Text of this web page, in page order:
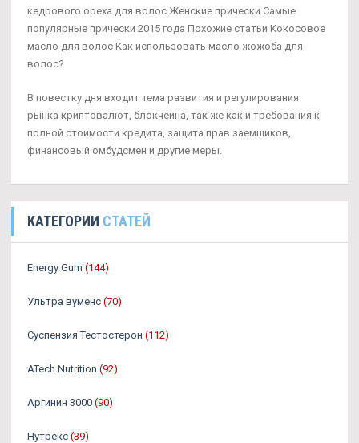
кедрового ореха для волос Женские прически Самые
популярные прически 2015 года Похожие статьи Кокосовое
масло для волос Как использовать масло жожоба для
волос?
В повестку дня входит тема развития и регулирования
рынка криптовалют, блокчейна, так же как и требования к
полной стоимости кредита, защита прав заемщиков,
финансовый омбудсмен и другие меры.
КАТЕГОРИИ СТАТЕЙ
Energy Gum (144)
Ультра вуменс (70)
Суспензия Тестостерон (112)
ATech Nutrition (92)
Аргинин 3000 (90)
Нутрекс (39)